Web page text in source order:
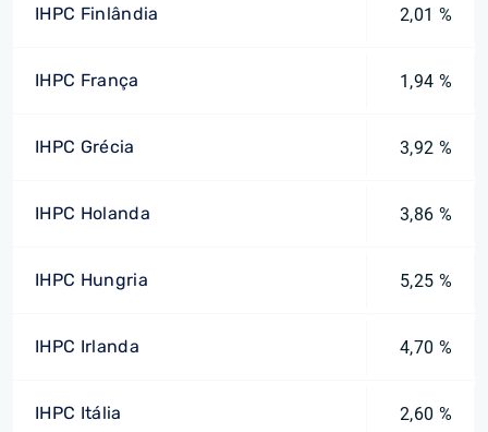
IHPC Finlândia 2,01 %
IHPC França 1,94 %
IHPC Grécia 3,92 %
IHPC Holanda 3,86 %
IHPC Hungria 5,25 %
IHPC Irlanda 4,70 %
IHPC Itália 2,60 %